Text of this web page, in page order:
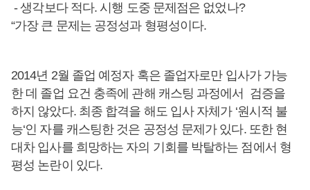
- 생각보다 적다. 시행 도중 문제점은 없었나?
“가장 큰 문제는 공정성과 형평성이다.
2014년 2월 졸업 예정자 혹은 졸업자로만 입사가 가능
한 데 졸업 요건 충족에 관해 캐스팅 과정에서 검증을
하지 않았다. 최종 합격을 해도 입사 자체가 ‘원시적 불
능‘인 자를 캐스팅한 것은 공정성 문제가 있다. 또한 현
대차 입사를 희망하는 자의 기회를 박탈하는 점에서 형
평성 논란이 있다.